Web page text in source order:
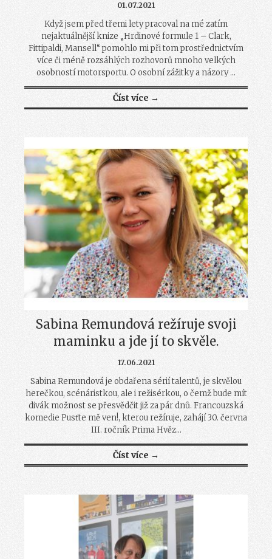
01.07.2021
Když jsem před třemi lety pracoval na mé zatím
nejaktuálnější knize „Hrdinové formule 1 – Clark,
Fittipaldi, Mansell“ pomohlo mi při tom prostřednictvím
více či méně rozsáhlých rozhovorů mnoho velkých
osobností motorsportu. O osobní zážitky a názory ...
Číst více →
Sabina Remundová režíruje svoji
maminku a jde jí to skvěle.
17.06.2021
Sabina Remundová je obdařena sérií talentů, je skvělou
herečkou, scénáristkou, ale i režisérkou, o čemž bude mít
divák možnost se přesvědčit již za pár dnů. Francouzská
komedie Pusťte mě ven!, kterou režíruje, zahájí 30. června
III. ročník Prima Hvěz...
Číst více →